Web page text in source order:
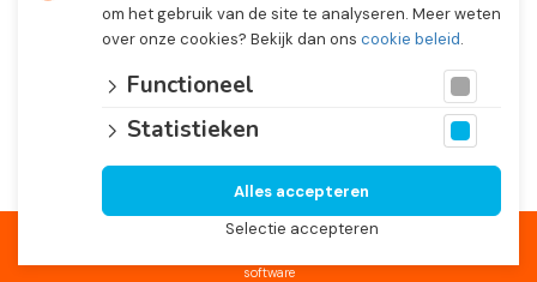
© 2026 Holland Bulb Market, Heiloo Netherlands
software
om het gebruik van de site te analyseren. Meer weten
over onze cookies? Bekijk dan ons cookie beleid.
Functioneel
Statistieken
Selectie accepteren
Alles accepteren